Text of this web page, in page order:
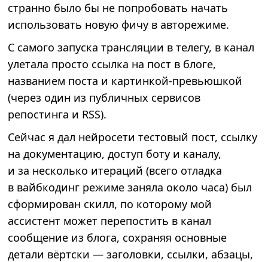
странно было бы не попробовать начать
использовать новую фичу в авторежиме.
С самого запуска трансляции в телегу, в канал
улетала просто ссылка на пост в блоге,
названием поста и картинкой-превьюшкой
(через один из публичных сервисов
репостинга и RSS).
Сейчас я дал нейросети тестовый пост, ссылку
на документацию, доступ боту и каналу,
и за несколько итераций (всего отладка
в вайбкодинг режиме заняла около часа) был
сформирован скилл, по которому мой
ассистент может перепостить в канал
сообщение из блога, сохраняя основные
детали вёртски — заголовки, ссылки, абзацы,